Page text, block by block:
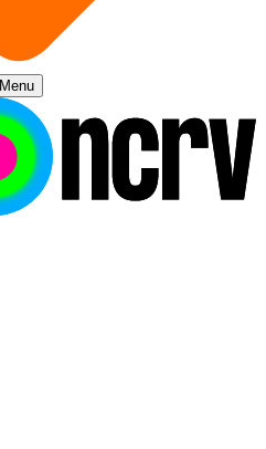
Menu